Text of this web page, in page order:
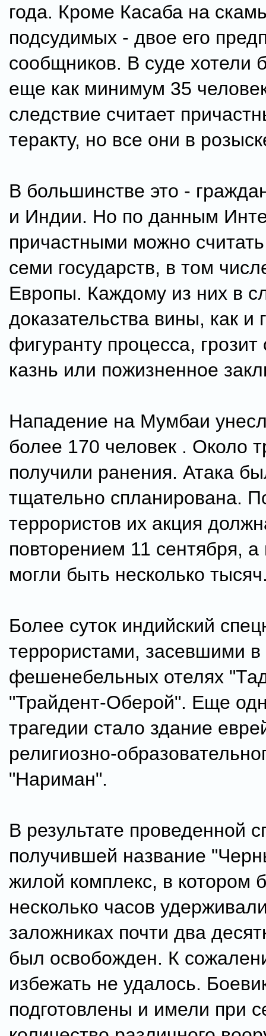
года. Кроме Касаба на
подсудимых - двое его
сообщников. В суде хотели
еще как минимум 35
следствие считает
теракту, но все они в
В большинстве это -
и Индии. Но по данным
причастными можно
семи государств, в том
Европы. Каждому из них в
доказательства вины, как и
фигуранту процесса, грозит
казнь или пожизненное
Нападение на Мумбаи
более 170 человек . Около
получили ранения. Атака
тщательно спланирована.
террористов их акция
повторением 11 сентября,
могли быть несколько
Более суток индийский
террористами, засевшими в
фешенебельных отелях
"Трайдент-Оберой". Еще
трагедии стало здание
религиозно-
"Нариман".
В результате проведенной
получившей название
жилой комплекс, в котором
несколько часов
заложниках почти два
был освобожден. К
избежать не удалось.
подготовлены и имели при